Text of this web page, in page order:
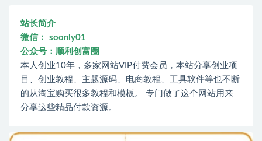
站长简介
微信： soonly01
公众号：顺利创富圈
本人创业10年，多家网站VIP付费会员，本站分享创业项
目、创业教程、主题源码、电商教程、工具软件等也不断
的从淘宝购买很多教程和模板。 专门做了这个网站用来
分享这些精品付款资源。